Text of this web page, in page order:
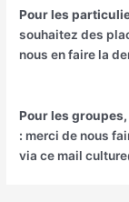
Pour les
souhaitez des
nous en faire la
Pour les
: merci de nous
via ce mail